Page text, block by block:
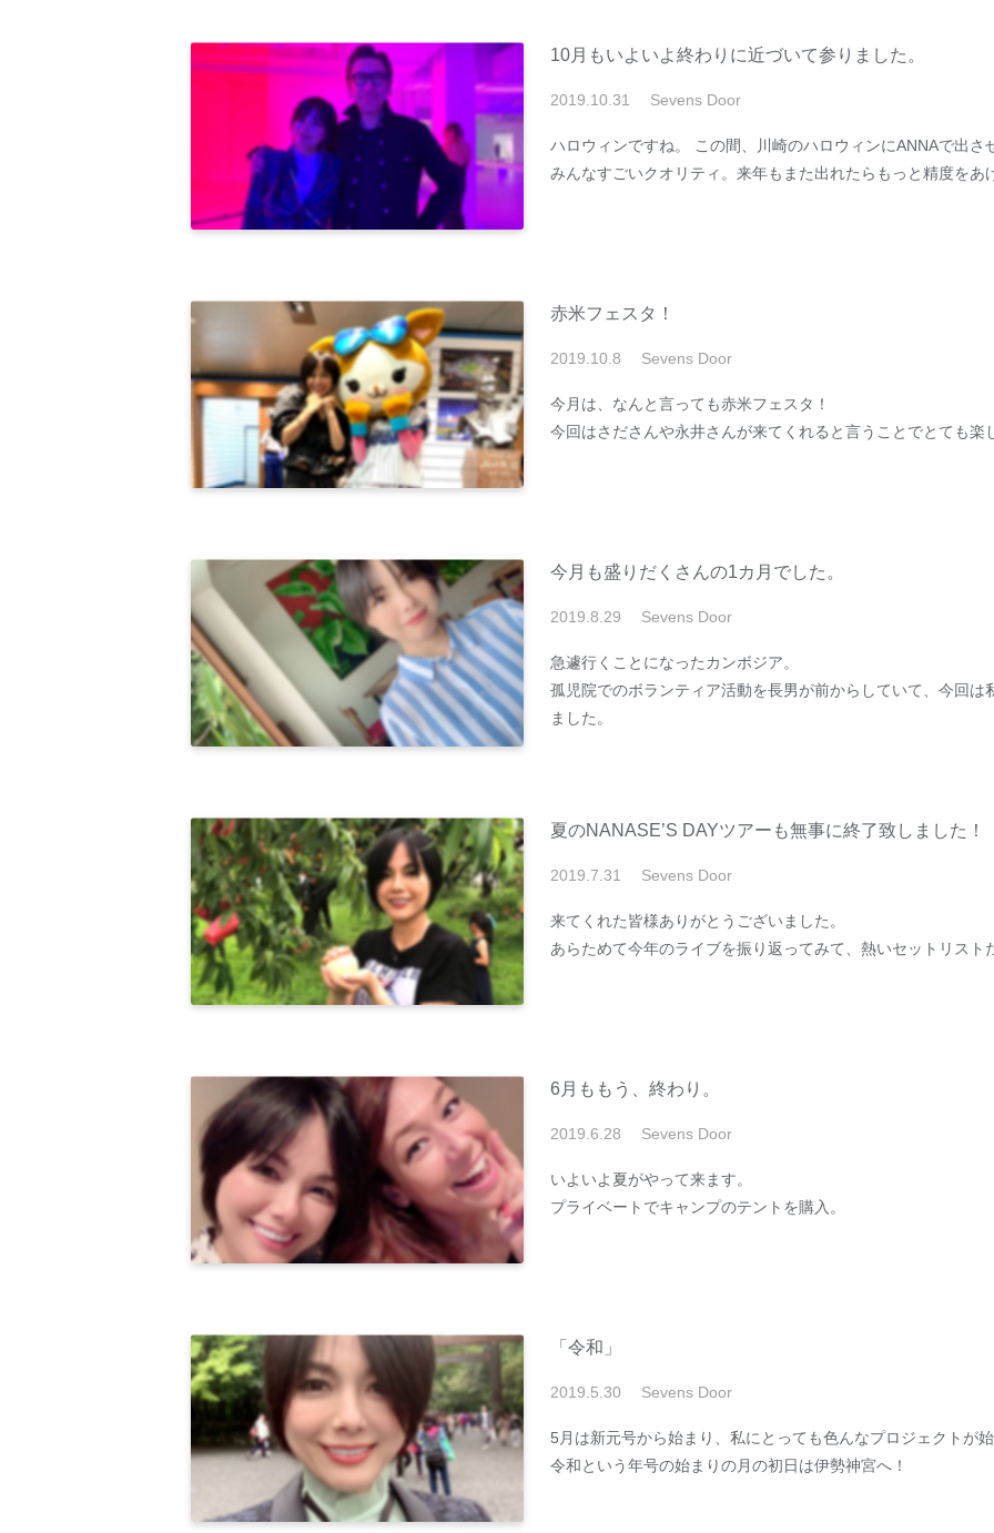
10月もいよいよ終わりに近づいて参りました。
2019 10 31 Sevens Door
ハロウィンですね。 この間、川崎のハロウィンにANNAで出さ
みんなすごいクオリティ。来年もまた出れたらもっと精度をあ
赤米フェスタ！
2019 10 8 Sevens Door
今月は、なんと言っても赤米フェスタ！
今回はさださんや永井さんが来てくれると言うことでとても楽
今月も盛りだくさんの1カ月でした。
2019 8 29 Sevens Door
急遽行くことになったカンボジア。
孤児院でのボランティア活動を長男が前からしていて、今回
ました。
夏のNANASE’S DAYツアーも無事に終了致しました！
2019 7 31 Sevens Door
来てくれた皆様ありがとうございました。
あらためて今年のライブを振り返ってみて、熱いセットリスト
6月ももう、終わり。
2019 6 28 Sevens Door
いよいよ夏がやって来ます。
プライベートでキャンプのテントを購入。
「令和」
2019 5 30 Sevens Door
5月は新元号から始まり、私にとっても色んなプロジェクトが
令和という年号の始まりの月の初日は伊勢神宮へ！